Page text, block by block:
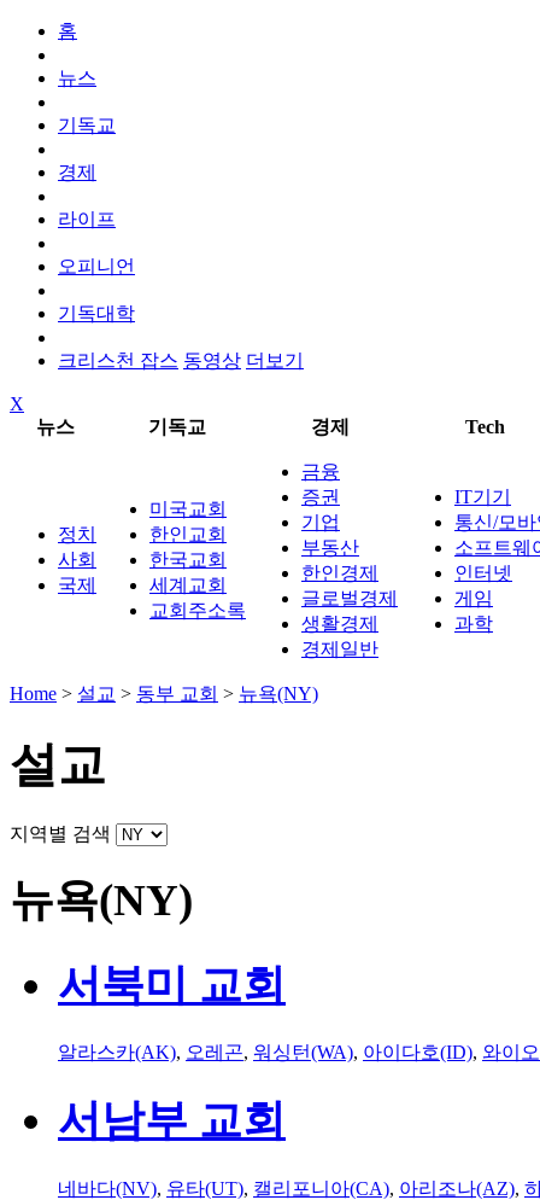
홈
뉴스
기독교
경제
라이프
오피니언
기독대학
크리스천 잡스 동영상 더보기
X
뉴스
기독교 경제 Tech
정치
사회
국제
미국교회
한인교회
한국교회
세계교회
교회주소록
금융
증권
기업
부동산
한인경제
글로벌경제
생활경제
경제일반
IT기기
통신/모
소프트웨
인터넷
게임
과학
Home > 설교 > 동부 교회 > 뉴욕(NY)
설교
지역별 검색
뉴욕(NY)
서북미 교회
알라스카(AK), 오레곤, 워싱턴(WA), 아이다호(ID), 와이
서남부 교회
네바다(NV), 유타(UT), 캘리포니아(CA), 아리조나(AZ),